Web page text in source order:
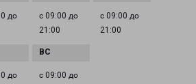
до
с 09:00 до
21:00
с 09:00 до
21:00
до
с 09:00 до